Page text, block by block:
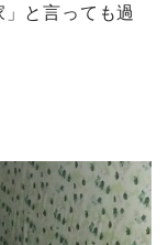
と言っても過